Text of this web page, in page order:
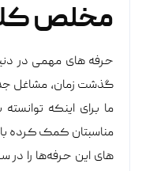
مخلص
حرفه های مهمی در
گذشت زمان، مشاغل
ما برای اینکه
مناسبتان کمک کرده
های این حرفه‌ها را در